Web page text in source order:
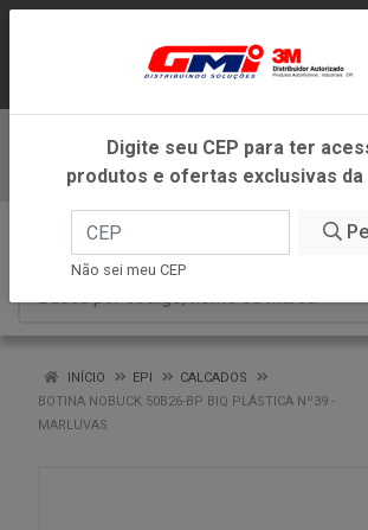
ATENDIMENTO DENTRO DO
MINAS GERAIS.
Baixe já
INÍCIO EPI
CALCADOS
BOTINA NOBUCK 50B26-BP BIQ PLÁSTICA Nº39 -
MARLUVAS
Digite seu CEP para ter
produtos e ofertas exclusivas da
Não sei meu CEP